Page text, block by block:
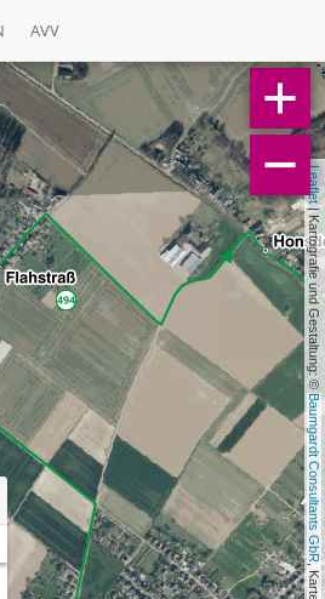
AVV
Leaflet
| Kartografie und Gestaltung: ©
Baumgardt Consultants GbR